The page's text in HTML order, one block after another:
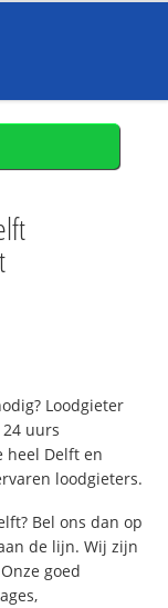
Loodgieter
uurs
heel Delft en
loodgieters.
Bel ons dan op
de lijn. Wij zijn
goed